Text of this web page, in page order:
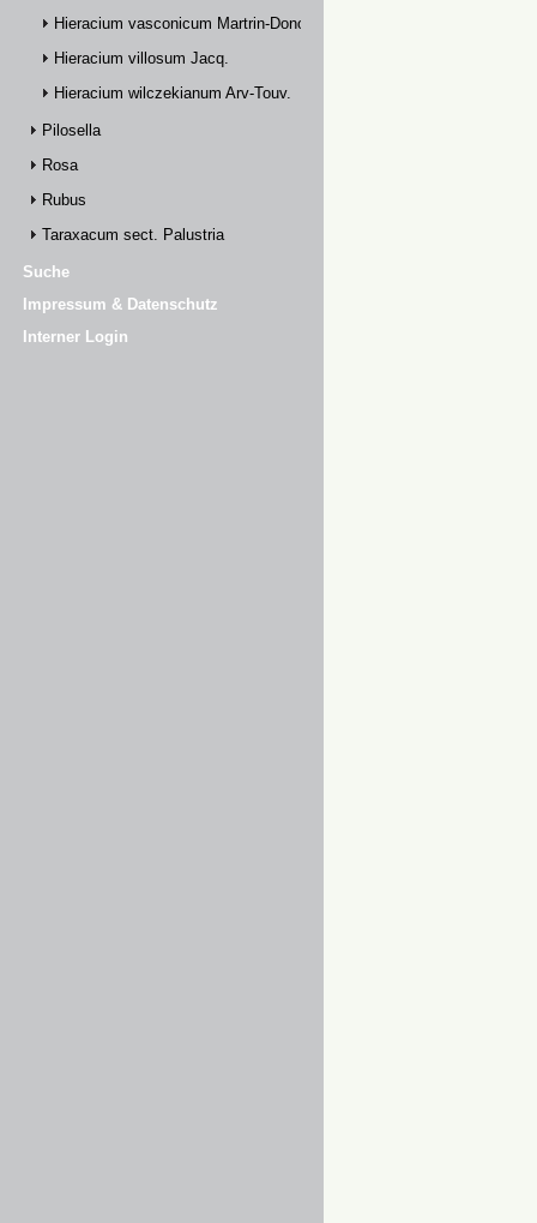
Hieracium vasconicum Martrin-Donos
Hieracium villosum Jacq.
Hieracium wilczekianum Arv-Touv.
Pilosella
Rosa
Rubus
Taraxacum sect. Palustria
Suche
Impressum & Datenschutz
Interner Login